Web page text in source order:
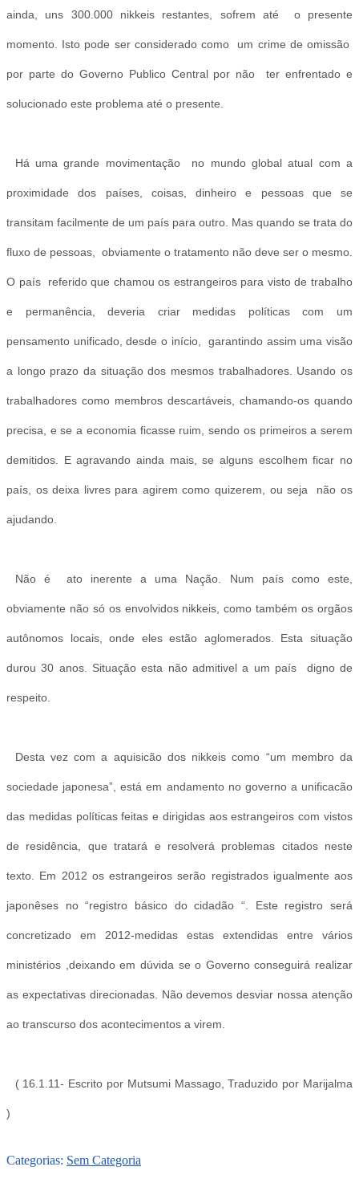
ainda, uns 300.000 nikkeis restantes, sofrem até o presente
momento. Isto pode ser considerado como um crime de omissão
por parte do Governo Publico Central por não ter enfrentado e
solucionado este problema até o presente.
Há uma grande movimentação no mundo global atual com a
proximidade dos países, coisas, dinheiro e pessoas que se
transitam facilmente de um país para outro. Mas quando se trata do
fluxo de pessoas, obviamente o tratamento não deve ser o mesmo.
O país referido que chamou os estrangeiros para visto de trabalho
e permanência, deveria criar medidas políticas com um
pensamento unificado, desde o início, garantindo assim uma visão
a longo prazo da situação dos mesmos trabalhadores. Usando os
trabalhadores como membros descartáveis, chamando-os quando
precisa, e se a economia ficasse ruim, sendo os primeiros a serem
demitidos. E agravando ainda mais, se alguns escolhem ficar no
país, os deixa livres para agirem como quizerem, ou seja não os
ajudando.
Não é ato inerente a uma Nação. Num país como este,
obviamente não só os envolvidos nikkeis, como também os orgãos
autônomos locais, onde eles estão aglomerados. Esta situação
durou 30 anos. Situação esta não admitivel a um país digno de
respeito.
Desta vez com a aquisicão dos nikkeis como “um membro da
sociedade japonesa”, está em andamento no governo a unificacão
das medidas políticas feitas e dirigidas aos estrangeiros com vistos
de residência, que tratará e resolverá problemas citados neste
texto. Em 2012 os estrangeiros serão registrados igualmente aos
japonêses no “registro básico do cidadão “. Este registro será
concretizado em 2012-medidas estas extendidas entre vários
ministérios ,deixando em dúvida se o Governo conseguirá realizar
as expectativas direcionadas. Não devemos desviar nossa atenção
ao transcurso dos acontecimentos a virem.
( 16.1.11- Escrito por Mutsumi Massago, Traduzido por Marijalma
)
Categorias: Sem Categoria